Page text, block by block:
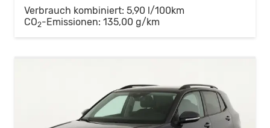
Verbrauch kombiniert: 5,90 l/100km
CO2-Emissionen: 135,00 g/km